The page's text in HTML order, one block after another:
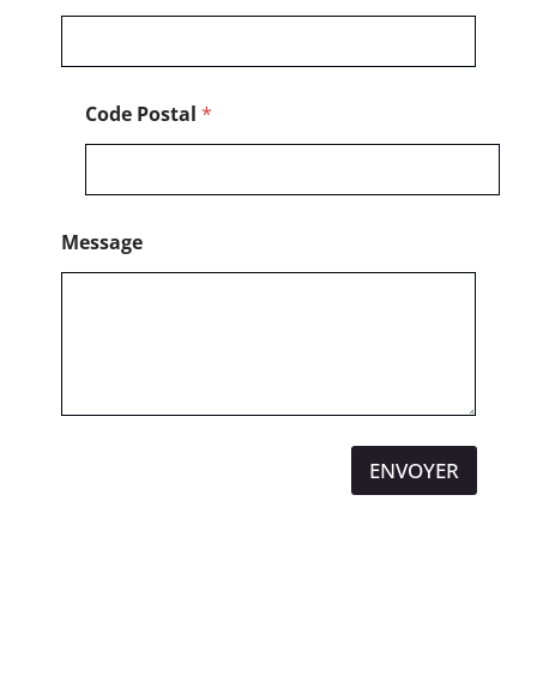
Code Postal *
Message
ENVOYER